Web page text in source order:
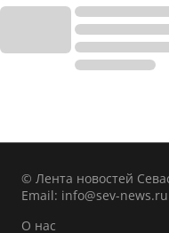
© Лента новостей
Email: info@sev-news.ru
О нас